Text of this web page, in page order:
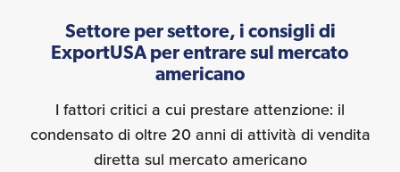
Settore per settore, i consigli di
ExportUSA per entrare sul mercato
americano
I fattori critici a cui prestare attenzione: il
condensato di oltre 20 anni di attività di vendita
diretta sul mercato americano